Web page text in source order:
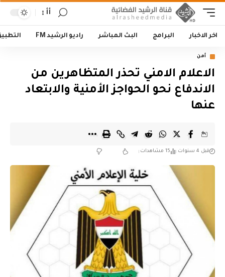
أأ
اخر الاخبار البرامج البث المباشر راديو الرشيد FM
أمن
الاعلام الامني تحذر المتظاهرين من
الاندفاع نحو الحواجز الأمنية والابتعاد
عنها
قبل 4 سنوات 15 مشاهدات